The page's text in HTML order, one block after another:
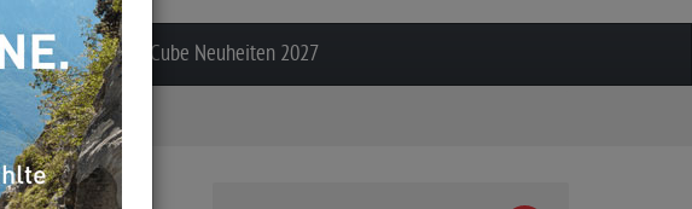
CUBE Sale % Cube Neuheiten 2027